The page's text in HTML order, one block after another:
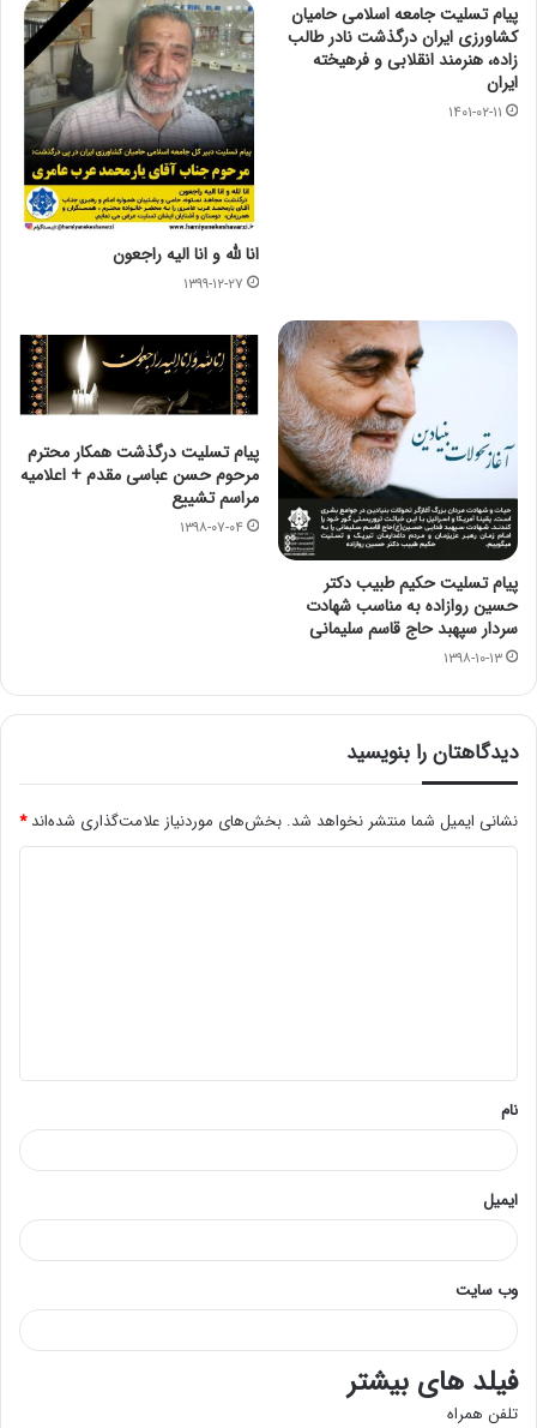
پیام تسلیت جامعه اسلامی حامیان
کشاورزی ایران درگذشت نادر طالب
زاده، هنرمند انقلابی و فرهیخته
ایران
۱۴۰۱-۰۲-۱۱
انا لله و انا الیه راجعون
۱۳۹۹-۱۲-۲۷
پیام تسلیت حکیم طبیب دکتر
حسین روازاده به مناسب شهادت
سردار سپهبد حاج قاسم سلیمانی
۱۳۹۸-۱۰-۱۳
پیام تسلیت درگذشت همکار محترم
مرحوم حسن عباسی مقدم + اعلامیه
مراسم تشییع
۱۳۹۸-۰۷-۰۴
دیدگاهتان را بنویسید
نشانی ایمیل شما منتشر نخواهد شد. بخش‌های موردنیاز علامت‌گذاری شده‌اند*
*
نام
ایمیل
وب‌ سایت
فیلد های بیشتر
تلفن همراه